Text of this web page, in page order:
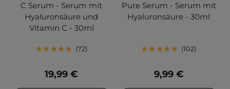
C Serum - Serum mit
Hyaluronsäure und
Vitamin C - 30ml
72
19,99 €
Pure Serum - Serum mit
Hyaluronsäure - 30ml
102
9,99 €